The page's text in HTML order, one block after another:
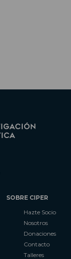
SOBRE CIPER
Hazte Socio
Nosotros
Donaciones
Contacto
Talleres